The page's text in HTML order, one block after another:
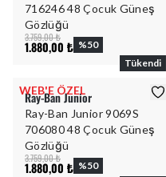
716246 48 Çocuk Güneş
Gözlüğü
3.759,00 ₺
1.880,00 ₺ %50
WEB'E ÖZEL
Tükendi
Ray-Ban Junior
Ray-Ban Junior 9069S
706080 48 Çocuk Güneş
Gözlüğü
3.759,00 ₺
1.880,00 ₺ %50